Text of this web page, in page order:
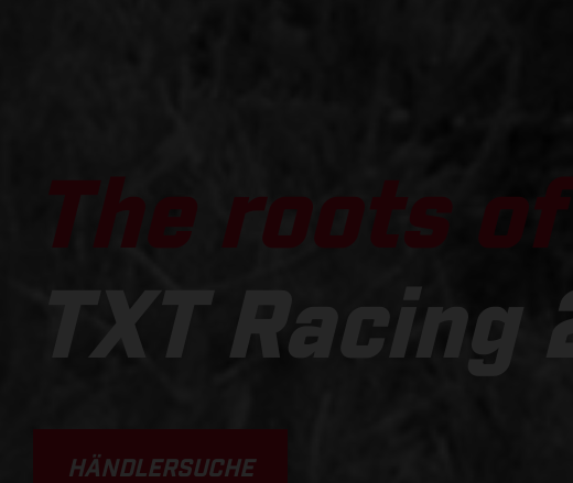
The roots
TXT Racing
HÄNDLERSUCHE